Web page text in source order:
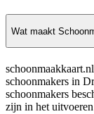
Wat maakt
schoonmakers in
schoonmakers
zijn in het